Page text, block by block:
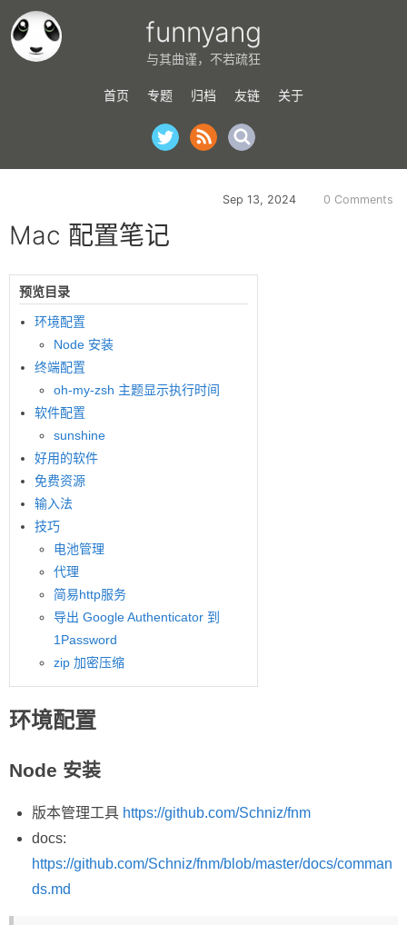
funnyang
与其曲谨，不若疏狂
首页 专题 归档 友链 关于
Sep 13, 2024 0 Comments
Mac 配置笔记
预览目录
环境配置
Node 安装
终端配置
oh-my-zsh 主题显示执行时间
软件配置
sunshine
好用的软件
免费资源
输入法
技巧
电池管理
代理
简易http服务
导出 Google Authenticator 到
1Password
zip 加密压缩
环境配置
Node 安装
版本管理工具 https://github.com/Schniz/fnm
docs:
https://github.com/Schniz/fnm/blob/master/docs/comman
ds.md